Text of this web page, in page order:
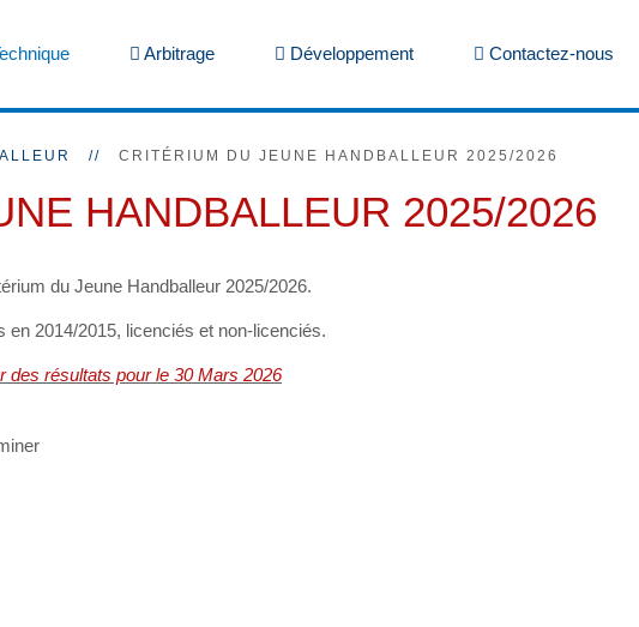
Arbitrage Développement Contactez-nous
CRITÉRIUM DU JEUNE HANDBALLEUR 2025/2026
HANDBALLEUR 2025/2026
du Jeune Handballeur 2025/2026.
2014/2015, licenciés et non-licenciés.
des résultats pour le 30 Mars 2026